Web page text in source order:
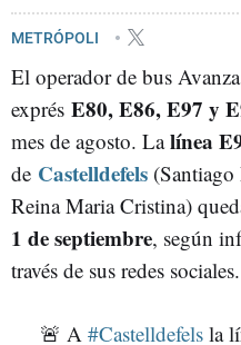
CASTELLDEFELS - NOTICIAS
METRÓPOLI
El operador de bus
exprés E80, E86, E97 y
mes de agosto. Lalínea
de Castelldefels
Reina Maria Cristina)
1 de septiembre, según
través de sus redes sociales.
🚨 A #Castelldefels la